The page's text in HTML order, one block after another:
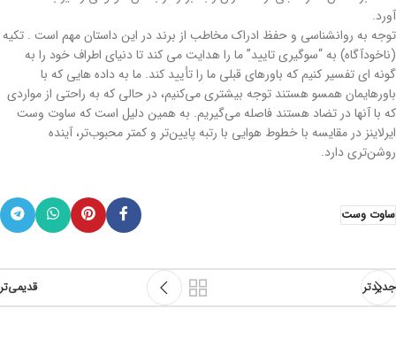
آورد.
توجه به روانشناسی و حفظ ادراک مخاطب از برند در این داستان مهم است . تکیه
(ناخودآگاه) به “سوگیری تایید” ما را هدایت می کند تا دنیای اطراف خود را به
گونه ای تفسیر کنیم که باورهای قبلی ما را تأیید کند. ما به داده‌ هایی که با
باورهایمان همسو هستند توجه بیشتری می‌کنیم، در حالی که به راحتی از مواردی
که با آنها در تضاد هستند فاصله می‌گیریم. به همین دلیل است که ساوت وست
ایرلاینز در مقایسه با خطوط هوایی با رتبه پایین‌تر و کمتر محبوب‌تر، آینده
روشن‌تری دارد.
ساوت وست
جدیدتر قدیمی‌تر